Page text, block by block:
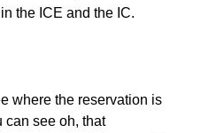
the ICE and the IC.
where the reservation is
can see oh, that